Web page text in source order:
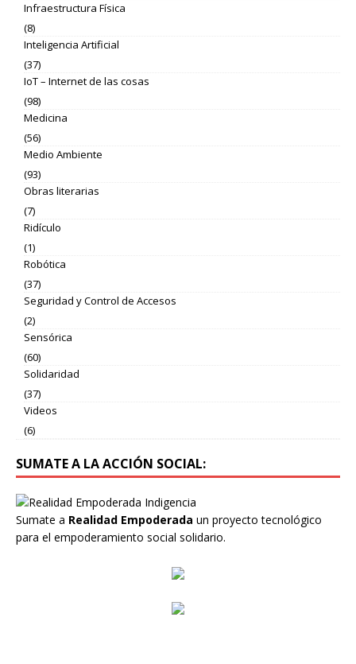
Infraestructura Física
(8)
Inteligencia Artificial
(37)
IoT – Internet de las cosas
(98)
Medicina
(56)
Medio Ambiente
(93)
Obras literarias
(7)
Ridículo
(1)
Robótica
(37)
Seguridad y Control de Accesos
(2)
Sensórica
(60)
Solidaridad
(37)
Videos
(6)
SUMATE A LA ACCIÓN SOCIAL:
Sumate a Realidad Empoderada un proyecto tecnológico
para el empoderamiento social solidario.